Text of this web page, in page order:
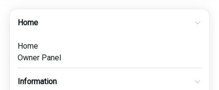
Home
Home
Owner Panel
Information